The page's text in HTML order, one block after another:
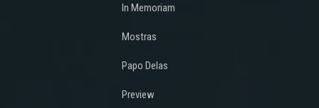
In Memoriam
Mostras
Papo Delas
Preview